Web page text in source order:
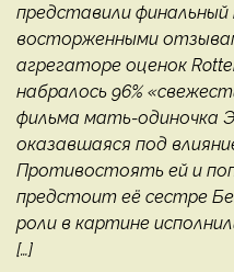
представили финальный
восторженными
агрегаторе оценок
набралось 96%
фильма мать-одиночка
оказавшаяся под
Противостоять ей и
предстоит её сестре
роли в картине
[…]